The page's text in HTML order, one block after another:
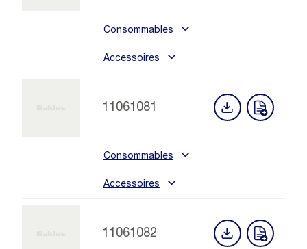
Consommables
Accessoires
11061081
Consommables
Accessoires
11061082